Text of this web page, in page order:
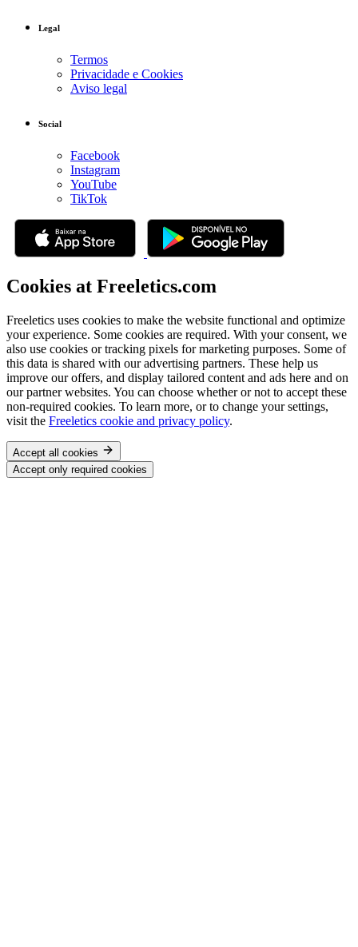
Legal
Termos
Privacidade e Cookies
Aviso legal
Social
Facebook
Instagram
YouTube
TikTok
Cookies at Freeletics.com
Freeletics uses cookies to make the website functional and optimize
your experience. Some cookies are required. With your consent, we
also use cookies or tracking pixels for marketing purposes. Some of
this data is shared with our advertising partners. These help us
improve our offers, and display tailored content and ads here and on
our partner websites. You can choose whether or not to accept these
non-required cookies. To learn more, or to change your settings,
visit the Freeletics cookie and privacy policy.
Accept all cookies
Accept only required cookies